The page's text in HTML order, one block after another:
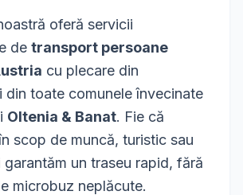
oferă servicii
de transport persoane
cu plecare din
din toate comunele învecinate
Oltenia & Banat. Fie că
scop de muncă, turistic sau
garantăm un traseu rapid, fără
microbuz neplăcute.